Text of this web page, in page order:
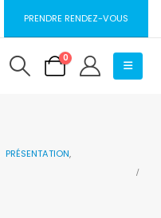
PRENDRE RENDEZ-VOUS
0
PRÉSENTATION,